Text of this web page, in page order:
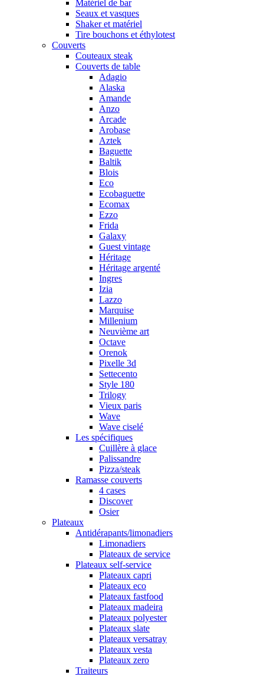
Matériel de bar
Seaux et vasques
Shaker et matériel
Tire bouchons et éthylotest
Couverts
Couteaux steak
Couverts de table
Adagio
Alaska
Amande
Anzo
Arcade
Arobase
Aztek
Baguette
Baltik
Blois
Eco
Ecobaguette
Ecomax
Ezzo
Frida
Galaxy
Guest vintage
Héritage
Héritage argenté
Ingres
Izia
Lazzo
Marquise
Millenium
Neuvième art
Octave
Orenok
Pixelle 3d
Settecento
Style 180
Trilogy
Vieux paris
Wave
Wave ciselé
Les spécifiques
Cuillère à glace
Palissandre
Pizza/steak
Ramasse couverts
4 cases
Discover
Osier
Plateaux
Antidérapants/limonadiers
Limonadiers
Plateaux de service
Plateaux self-service
Plateaux capri
Plateaux eco
Plateaux fastfood
Plateaux madeira
Plateaux polyester
Plateaux slate
Plateaux versatray
Plateaux vesta
Plateaux zero
Traiteurs